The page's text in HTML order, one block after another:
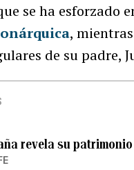
se ha esforzado
,
de su padre,
revela su patrimonio